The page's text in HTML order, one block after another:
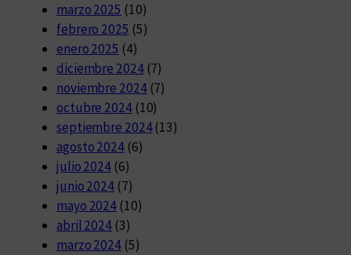
marzo 2025 (10)
febrero 2025 (5)
enero 2025 (4)
diciembre 2024(7)
noviembre 2024(7)
octubre 2024(10)
septiembre 2024(13)
agosto 2024(6)
julio 2024 (6)
junio 2024 (7)
mayo 2024 (10)
abril 2024 (3)
marzo 2024 (5)